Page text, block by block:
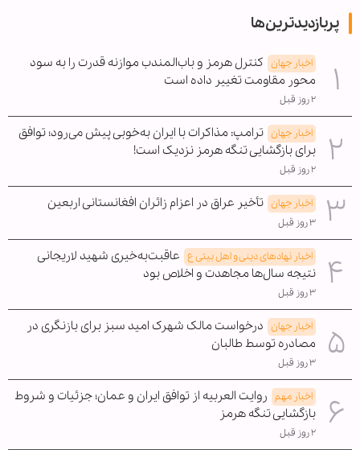
پربازدیدترین‌ها
اخبار جهان کنترل هرمز و باب‌المندب موازنه قدرت را به سود
محور مقاومت تغییر داده است
۲ روز قبل
اخبار جهان ترامپ: مذاکرات با ایران به‌خوبی پیش می‌رود؛ توافق
برای بازگشایی تنگه هرمز نزدیک است!
۲ روز قبل
اخبار جهان تأخیر عراق در اعزام زائران افغانستانی اربعین
۳ روز قبل
اخبار نهادهای دینی و اهل بیتی ع عاقبت‌به‌خیری شهید لاریجانی
نتیجه سال‌ها مجاهدت و اخلاص بود
۳ روز قبل
اخبار جهان درخواست مالک شهرک امید سبز برای بازنگری در
مصادره توسط طالبان
۳ روز قبل
اخبار مهم روایت العربیه از توافق ایران و عمان؛ جزئیات و شروط
بازگشایی تنگه هرمز
۲ روز قبل